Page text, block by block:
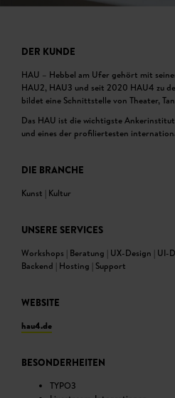
DER KUNDE
HAU – Hebbel am Ufer gehört mit
HAU2, HAU3 und seit 2020 HAU4 zu
bildet eine Schnittstelle von Theater,
Das HAU ist die wichtigste
und eines der profiliertesten
DIE BRANCHE
Kunst | Kultur
UNSERE SERVICES
Workshops | Beratung | UX-Design | UI-
Backend | Hosting | Support
WEBSITE
hau4.de
BESONDERHEITEN
TYPO3